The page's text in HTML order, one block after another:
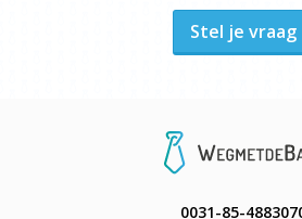
Stel je vraag
0031-85-